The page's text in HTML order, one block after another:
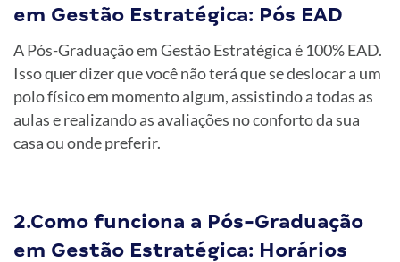
em Gestão Estratégica: Pós EAD
A Pós-Graduação em Gestão Estratégica é 100% EAD.
Isso quer dizer que você não terá que se deslocar a um
polo físico em momento algum, assistindo a todas as
aulas e realizando as avaliações no conforto da sua
casa ou onde preferir.
2.Como funciona a Pós-Graduação
em Gestão Estratégica: Horários